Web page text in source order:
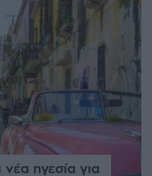
ηγεσία για